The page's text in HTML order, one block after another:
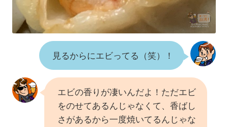
見るからにエビってる（笑）！
エビの香りが凄いんだよ！ただエビ
をのせてあるんじゃなくて、香ばし
さがあるから一度焼いてるんじゃな